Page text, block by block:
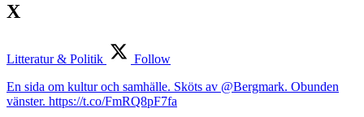
X
Litteratur & Politik
Follow
En sida om kultur och samhälle. Sköts av @Bergmark. Obunden
vänster. https://t.co/FmRQ8pF7fa